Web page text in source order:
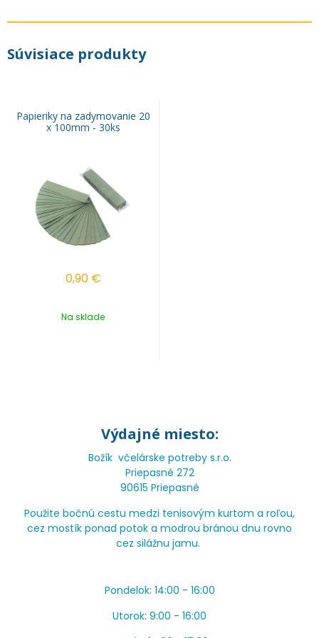
Súvisiace produkty
Papieriky na zadymovanie 20
x 100mm - 30ks
0,90 €
Na sklade
Výdajné miesto:
Božík včelárske potreby s.r.o.
Priepasné 272
90615 Priepasné
Použite bočnú cestu medzi tenisovým kurtom a roľou,
cez mostík ponad potok a modrou bránou dnu rovno
cez silážnu jamu.
Pondelok: 14:00 - 16:00
Utorok: 9:00 - 16:00